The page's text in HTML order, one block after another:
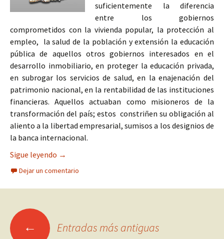
suficientemente la diferencia
entre los gobiernos
comprometidos con la vivienda popular, la protección al
empleo, la salud de la población y extensión la educación
pública de aquellos otros gobiernos interesados en el
desarrollo inmobiliario, en proteger la educación privada,
en subrogar los servicios de salud, en la enajenación del
patrimonio nacional, en la rentabilidad de las instituciones
financieras. Aquellos actuaban como misioneros de la
transformación del país; estos constriñen su obligación al
aliento a la libertad empresarial, sumisos a los designios de
la banca internacional.
Sigue leyendo EL PESO DEL DINERO. DECONTENTO CON LA
→
Dejar un comentario
Ir
← Entradas más antiguas